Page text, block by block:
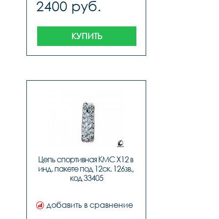
2400 руб.
КУПИТЬ
Цепь спортивная КМС X12 в
инд. пакете под 12ск. 126зв.,
код 33405
добавить в сравнение